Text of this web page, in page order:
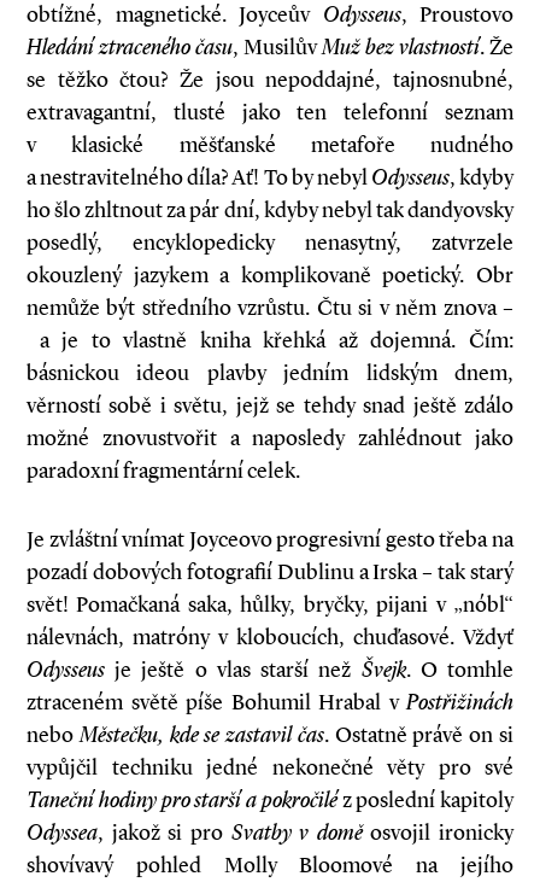
obtížné, magnetické. Joyceův Odysseus, Proustovo
Hledání ztraceného času, MusilůvMuž bez vlastností. Že
se těžko čtou? Že jsou nepoddajné, tajnosnubné,
extravagantní, tlusté jako ten telefonní seznam
v klasické měšťanské metafoře nudného
a nestravitelného díla? Ať! To by nebylOdysseus, kdyby
ho šlo zhltnout za pár dní, kdyby nebyl tak dandyovsky
posedlý, encyklopedicky nenasytný, zatvrzele
okouzlený jazykem a komplikovaně poetický. Obr
nemůže být středního vzrůstu. Čtu si v něm znova –
a je to vlastně kniha křehká až dojemná. Čím:
básnickou ideou plavby jedním lidským dnem,
věrností sobě i světu, jejž se tehdy snad ještě zdálo
možné znovustvořit a naposledy zahlédnout jako
paradoxní fragmentární celek.
Je zvláštní vnímat Joyceovo progresivní gesto třeba na
pozadí dobových fotografií Dublinu a Irska – tak starý
svět! Pomačkaná saka, hůlky, bryčky, pijani v „nóbl“
nálevnách, matróny v kloboucích, chuďasové. Vždyť
Odysseus je ještě o vlas starší než Švejk. O tomhle
ztraceném světě píše Bohumil Hrabal vPostřižinách
neboMěstečku, kde se zastavil čas. Ostatně právě on si
vypůjčil techniku jedné nekonečné věty pro své
Taneční hodiny pro starší a pokročiléz poslední kapitoly
Odyssea, jakož si pro Svatby v doměosvojil ironicky
shovívavý pohled Molly Bloomové na jejího